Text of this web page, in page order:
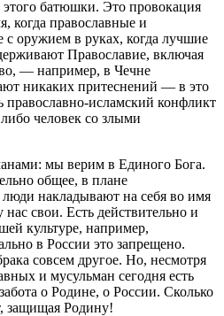
этого батюшки. Это провокация
когда православные и
с оружием в руках, когда лучшие
Православие, включая
— например, в Чечне
никаких притеснений — в это
православно-исламский конфликт
человек со злыми
мы верим в Единого Бога.
общее, в плане
накладывают на себя во имя
свои. Есть действительно и
культуре, например,
в России это запрещено.
совсем другое. Но, несмотря
и мусульман сегодня есть
о Родине, о России. Сколько
защищая Родину!